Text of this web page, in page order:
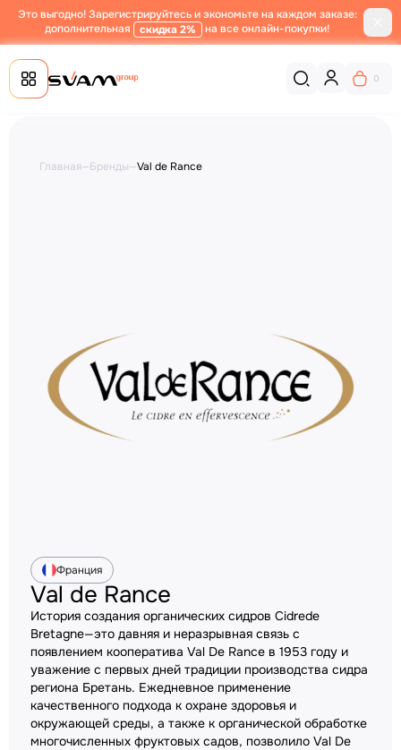
Это выгодно! Зарегистрируйтесь и экономьте на каждом заказе:
дополнительная
скидка 2% на все онлайн-покупки!
0
Главная—Бренды—Val de Rance
Франция
Val de Rance
История создания органических сидров Cidrede
Bretagne—это давняя и неразрывная связь с
появлением кооператива Val De Rance в 1953 году и
уважение с первых дней традиции производства сидра
региона Бретань. Ежедневное применение
качественного подхода к охране здоровья и
окружающей среды, а также к органической обработке
многочисленных фруктовых садов, позволило Val De